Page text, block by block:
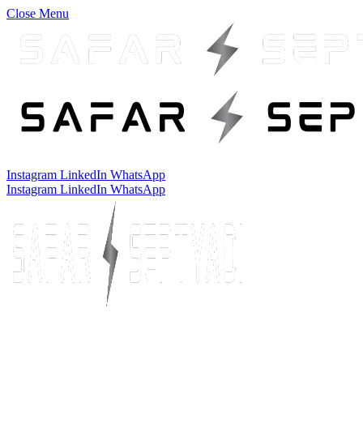
Close Menu
Instagram LinkedIn WhatsApp
Instagram LinkedIn WhatsApp